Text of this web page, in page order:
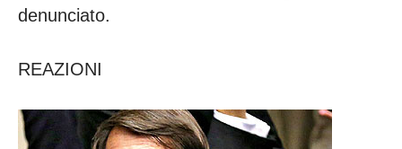
denunciato.
REAZIONI